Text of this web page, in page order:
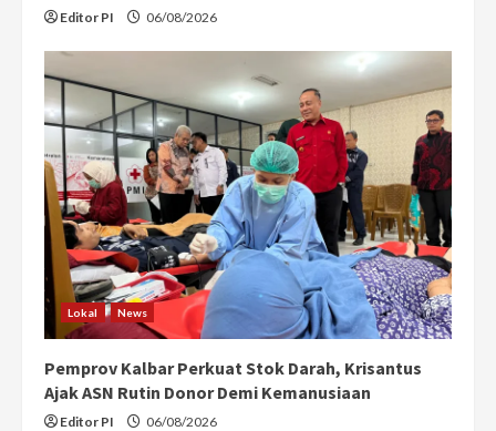
Editor PI 06/08/2026
Lokal News
Pemprov Kalbar Perkuat Stok Darah, Krisantus
Ajak ASN Rutin Donor Demi Kemanusiaan
Editor PI 06/08/2026